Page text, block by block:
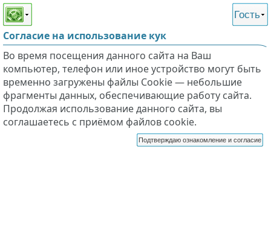
Этот сайт поддерживает
слабовидящих
Гость
Согласие на использование кук
Во время посещения данного сайта на Ваш
компьютер, телефон или иное устройство могут быть
временно загружены файлы Cookie — небольшие
фрагменты данных, обеспечивающие работу сайта.
Продолжая использование данного сайта, вы
соглашаетесь с приёмом файлов cookie.
Подтверждаю ознакомление и согласие